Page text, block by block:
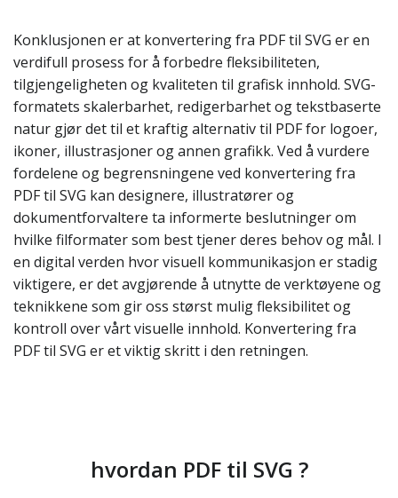
Konklusjonen er at konvertering fra PDF til SVG er en
verdifull prosess for å forbedre fleksibiliteten,
tilgjengeligheten og kvaliteten til grafisk innhold. SVG-
formatets skalerbarhet, redigerbarhet og tekstbaserte
natur gjør det til et kraftig alternativ til PDF for logoer,
ikoner, illustrasjoner og annen grafikk. Ved å vurdere
fordelene og begrensningene ved konvertering fra
PDF til SVG kan designere, illustratører og
dokumentforvaltere ta informerte beslutninger om
hvilke filformater som best tjener deres behov og mål. I
en digital verden hvor visuell kommunikasjon er stadig
viktigere, er det avgjørende å utnytte de verktøyene og
teknikkene som gir oss størst mulig fleksibilitet og
kontroll over vårt visuelle innhold. Konvertering fra
PDF til SVG er et viktig skritt i den retningen.
hvordan PDF til SVG ?